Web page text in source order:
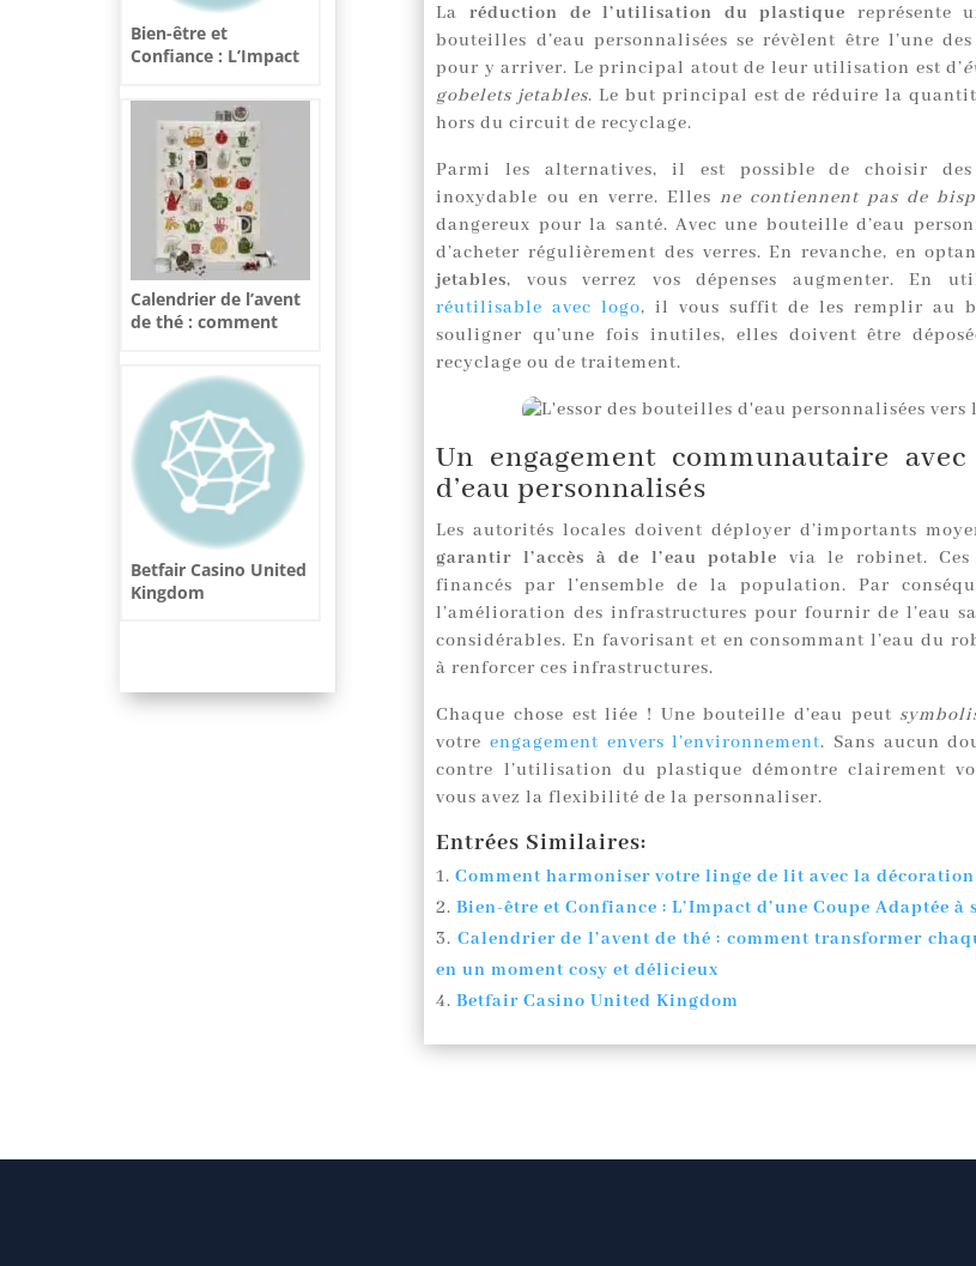
Bien-être et
Confiance : L’Impact
à sa Morphologie
Calendrier de l’avent
de thé : comment
en un moment cosy
et délicieux
Betfair Casino United
Kingdom
Laréduction de l’utilisation du plastique représente
bouteilles d’eau personnalisées se révèlent être l’une
pour y arriver. Le principal atout de leur utilisation est d’
gobelets jetables. Le but principal est de réduire la
hors du circuit de recyclage.
Parmi les alternatives, il est possible de choisir
inoxydable ou en verre. Elles ne contiennent pas de
dangereux pour la santé. Avec une bouteille d’eau
d’acheter régulièrement des verres. En revanche, en
jetables, vous verrez vos dépenses augmenter. En
réutilisable avec logo, il vous suffit de les remplir au
souligner qu’une fois inutiles, elles doivent être
recyclage ou de traitement.
Un engagement communautaire
d’eau personnalisés
Les autorités locales doivent déployer d’importants
garantir l’accès à de l’eau potable via le robinet. Ces
financés par l’ensemble de la population. Par
l’amélioration des infrastructures pour fournir de l’eau
considérables. En favorisant et en consommant l’eau du
à renforcer ces infrastructures.
Chaque chose est liée ! Une bouteille d’eau peut
votreengagement envers l’environnement. Sans aucun
contre l’utilisation du plastique démontre clairement
vous avez la flexibilité de la personnaliser.
Entrées Similaires:
Comment harmoniser votre linge de lit avec la décoration
Bien-être et Confiance : L’Impact d’une Coupe Adaptée à
Calendrier de l’avent de thé : comment transformer
en un moment cosy et délicieux
Betfair Casino United Kingdom